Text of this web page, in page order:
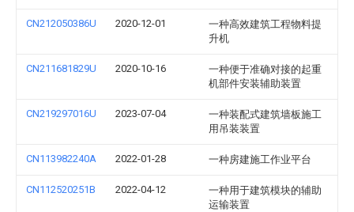
CN212050386U 2020-12-01
一种高效建筑工程物料提
升机
CN211681829U 2020-10-16
一种便于准确对接的起重
机部件安装辅助装置
CN219297016U 2023-07-04
一种装配式建筑墙板施工
用吊装装置
CN113982240A 2022-01-28 一种房建施工作业平台
CN112520251B 2022-04-12
一种用于建筑模块的辅助
运输装置